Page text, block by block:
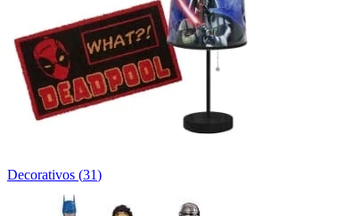
Decorativos (31)